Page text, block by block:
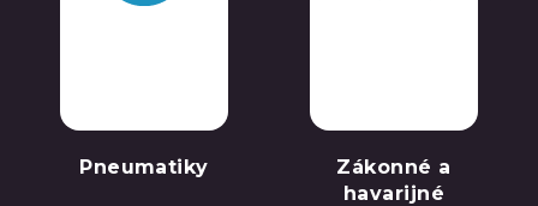
Pneumatiky
Zákonné a
havarijné